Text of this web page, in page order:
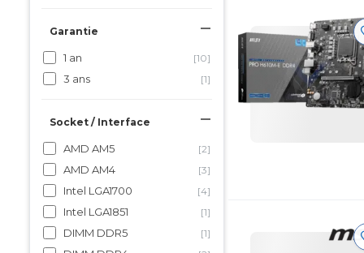
Garantie
1 an [10]
3 ans [1]
Socket / Interface
AMD AM5 [2]
AMD AM4 [3]
Intel LGA1700 [4]
Intel LGA1851 [1]
DIMM DDR5 [1]